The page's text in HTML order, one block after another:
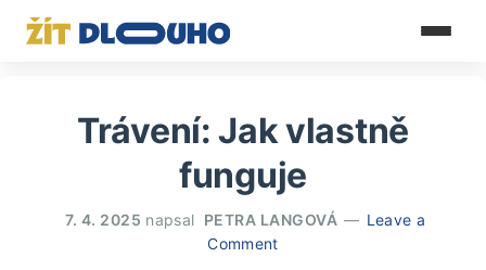
Trávení: Jak vlastně
funguje
7. 4. 2025 napsal PETRA LANGOVÁ
Leave a
Comment